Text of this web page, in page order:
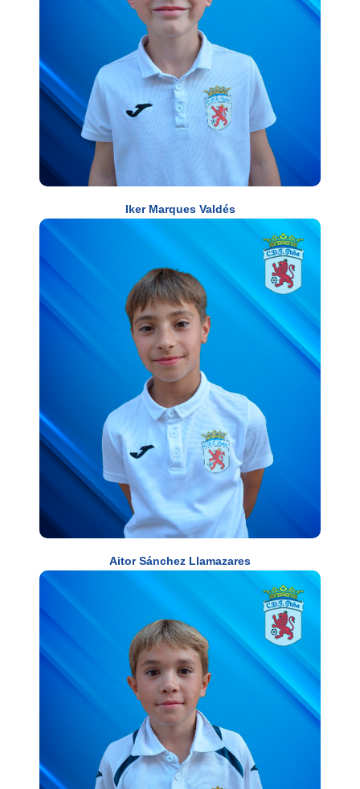
Iker Marques Valdés
Aitor Sánchez Llamazares